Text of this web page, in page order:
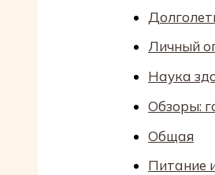
Личный
Наука
Обзоры:
Общая
Питание